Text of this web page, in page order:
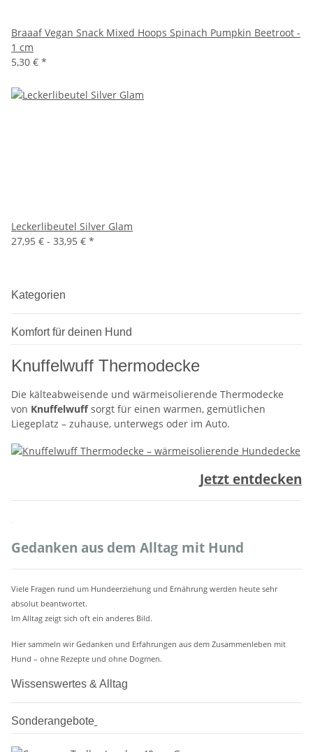
Braaaf Vegan Snack Mixed Hoops Spinach Pumpkin Beetroot -
1 cm
5,30 € *
Leckerlibeutel Silver Glam
27,95 € - 33,95 € *
Kategorien
Komfort für deinen Hund
Knuffelwuff Thermodecke
Die kälteabweisende und wärmeisolierende Thermodecke
von Knuffelwuffsorgt für einen warmen, gemütlichen
Liegeplatz – zuhause, unterwegs oder im Auto.
Jetzt entdecken
Gedanken aus dem Alltag mit Hund
Viele Fragen rund um Hundeerziehung und Ernährung werden heute sehr
absolut beantwortet.
Im Alltag zeigt sich oft ein anderes Bild.
Hier sammeln wir Gedanken und Erfahrungen aus dem Zusammenleben mit
Hund – ohne Rezepte und ohne Dogmen.
Wissenswertes & Alltag
Sonderangebote